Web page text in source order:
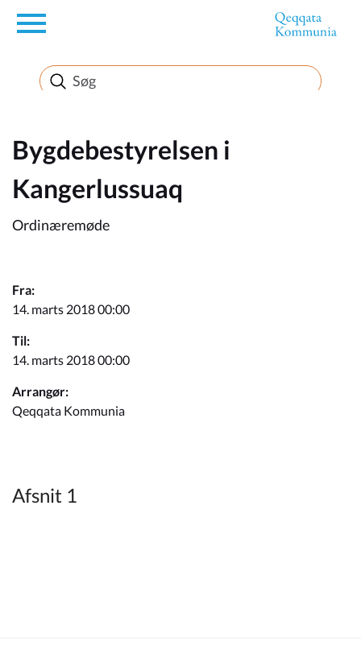
en
Borger
Erhverv
Politik
Selvbetjening
Kommuneplan
Om Kommunen
Bygdebestyrelsen i
Kangerlussuaq
Ordinæremøde
Fra:
14. marts 2018 00:00
Til:
14. marts 2018 00:00
Arrangør:
Qeqqata Kommunia
Afsnit 1